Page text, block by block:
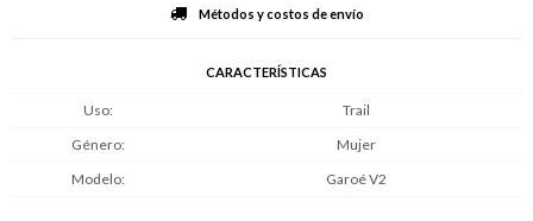
Métodos y costos de envío
CARACTERÍSTICAS
Uso
Trail
Género
Mujer
Modelo
Garoé V2